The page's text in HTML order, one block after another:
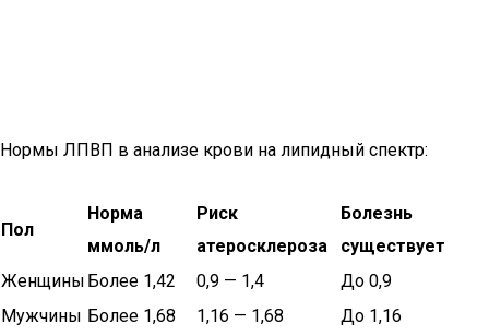
Нормы ЛПВП в анализе крови на липидный спектр:
Пол
Норма
ммоль/л
Риск
атеросклероза
Болезнь
существует
Женщины Более 1,42 0,9 — 1,4
До 0,9
Мужчины Более 1,68 1,16 — 1,68 До 1,16